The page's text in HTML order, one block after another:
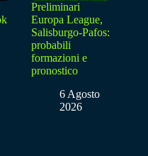
Preliminari
Europa League,
Salisburgo-Pafos:
probabili
formazioni e
pronostico
6 Agosto
2026